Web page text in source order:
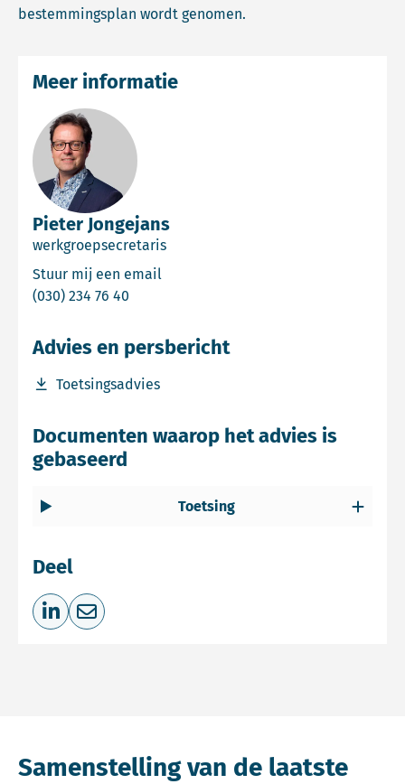
bestemmingsplan wordt genomen.
Pieter Jongejans
werkgroepsecretaris
Stuur mij een email
(030) 234 76 40
Meer informatie
Advies en persbericht
Toetsingsadvies
Download bestand Toetsingsadvies
Documenten waarop het advies is
gebaseerd
Toetsing
Deel
Deel op LinkedIn
Deel via e-mail
Samenstelling van de laatste